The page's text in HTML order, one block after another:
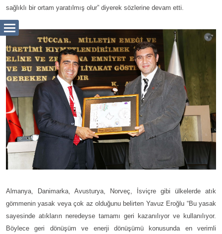
sağlıklı bir ortam yaratılmış olur” diyerek sözlerine devam etti.
Almanya, Danimarka, Avusturya, Norveç, İsviçre gibi ülkelerde atık
gömmenin yasak veya çok az olduğunu belirten Yavuz Eroğlu “Bu yasak
sayesinde atıkların neredeyse tamamı geri kazanılıyor ve kullanılıyor.
Böylece geri dönüşüm ve enerji dönüşümü konusunda en verimli